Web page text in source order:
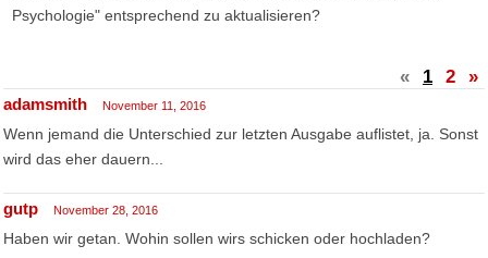
Psychologie" entsprechend zu aktualisieren?
« 1 2 »
adamsmith November 11, 2016
Wenn jemand die Unterschied zur letzten Ausgabe auflistet, ja. Sonst
wird das eher dauern...
gutp November 28, 2016
Haben wir getan. Wohin sollen wirs schicken oder hochladen?